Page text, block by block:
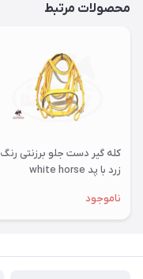
محصولات مرتبط
كله گير دست جلو برزنتی رنگ
زرد با پد white horse
ناموجود